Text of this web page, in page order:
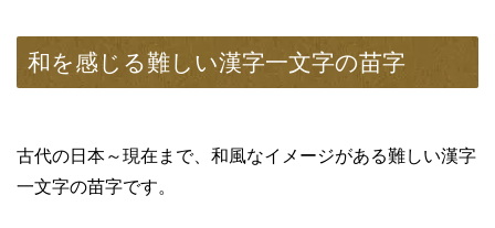
和を感じる難しい漢字一文字の苗字
古代の日本～現在まで、和風なイメージがある難しい漢字
一文字の苗字です。